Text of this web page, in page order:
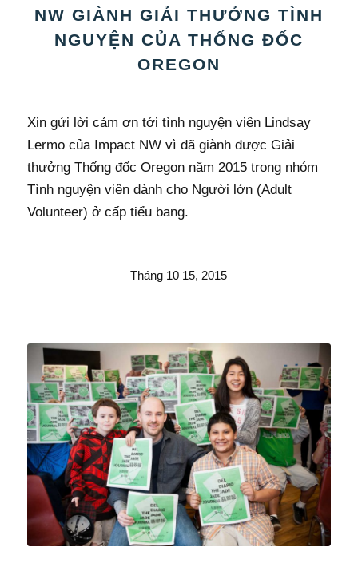
NW GIÀNH GIẢI THƯỞNG TÌNH
NGUYỆN CỦA THỐNG ĐỐC
OREGON
Xin gửi lời cảm ơn tới tình nguyện viên Lindsay
Lermo của Impact NW vì đã giành được Giải
thưởng Thống đốc Oregon năm 2015 trong nhóm
Tình nguyện viên dành cho Người lớn (Adult
Volunteer) ở cấp tiểu bang.
Tháng 10 15, 2015